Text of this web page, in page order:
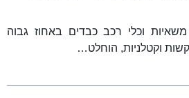
וכלי רכב כבדים באחוז גבוה
וקטלניות, הוחלט…